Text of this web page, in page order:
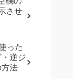
させ
った
逆ジ
方法